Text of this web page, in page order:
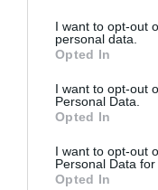
not limited to your
grant or deny
use your data for
consent section.
I want to opt-out
personal data.
Opted In
I want to opt-out
Personal Data.
Opted In
I want to opt-out
Personal Data for
Opted In
ΠΟΛΙΤΙΚΗ
ΠΑΣΟΚ: “Τα
πίνακες του
μέχρι τα